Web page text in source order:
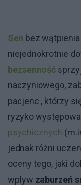
Sen bez wątpienia
niejednokrotnie
bezsenność
naczyniowego,
pacjenci, którzy
ryzyko
psychicznych
jednak różni
oceny tego, jaki
wpływ zaburzeń